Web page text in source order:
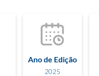
Ano de Edição
2025